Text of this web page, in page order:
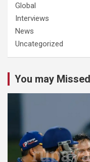
Global
Interviews
News
Uncategorized
You may Missed